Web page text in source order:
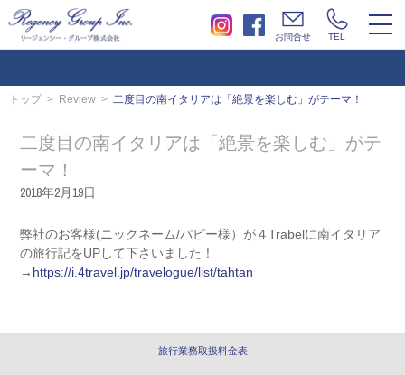
お問合せ TEL
トップ Review 二度目の南イタリアは「絶景を楽しむ」がテーマ！
二度目の南イタリアは「絶景を楽しむ」がテ
ーマ！
2018年2月19日
弊社のお客様(ニックネーム/パピー様）が４Trabelに南イタリア
の旅行記をUPして下さいました！
→ https://i.4travel.jp/travelogue/list/tahtan
旅行業務取扱料金表